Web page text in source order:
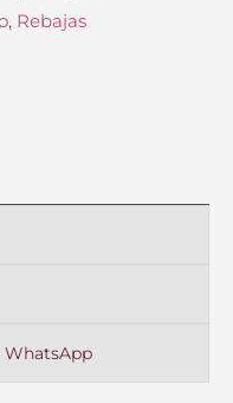
, Rebajas
WhatsApp